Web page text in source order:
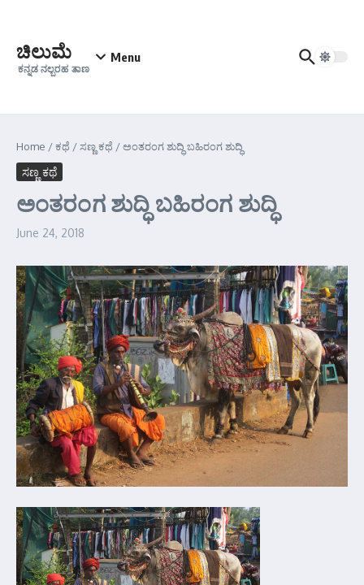
ಚಿಲುಮೆ
ಕನ್ನಡ ನಲ್ಬರಹ ತಾಣ
Menu
Home /ಕಥೆ /ಸಣ್ಣ ಕಥೆ /ಅಂತರಂಗ ಶುದ್ಧಿ ಬಹಿರಂಗ ಶುದ್ಧಿ
ಸಣ್ಣ ಕಥೆ
ಅಂತರಂಗ ಶುದ್ಧಿ ಬಹಿರಂಗ ಶುದ್ಧಿ
June 24, 2018